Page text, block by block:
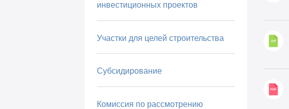
инвестиционных проектов
Участки для целей строительства
Субсидирование
Комиссия по рассмотрению